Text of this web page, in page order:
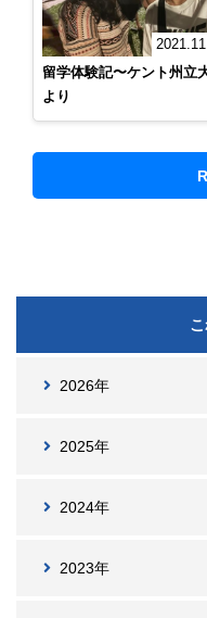
留学体験記〜ケント州立
より
2026年
2025年
2024年
2023年